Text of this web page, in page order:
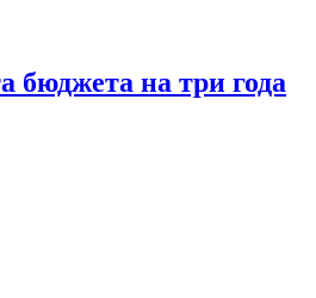
бюджета на три года